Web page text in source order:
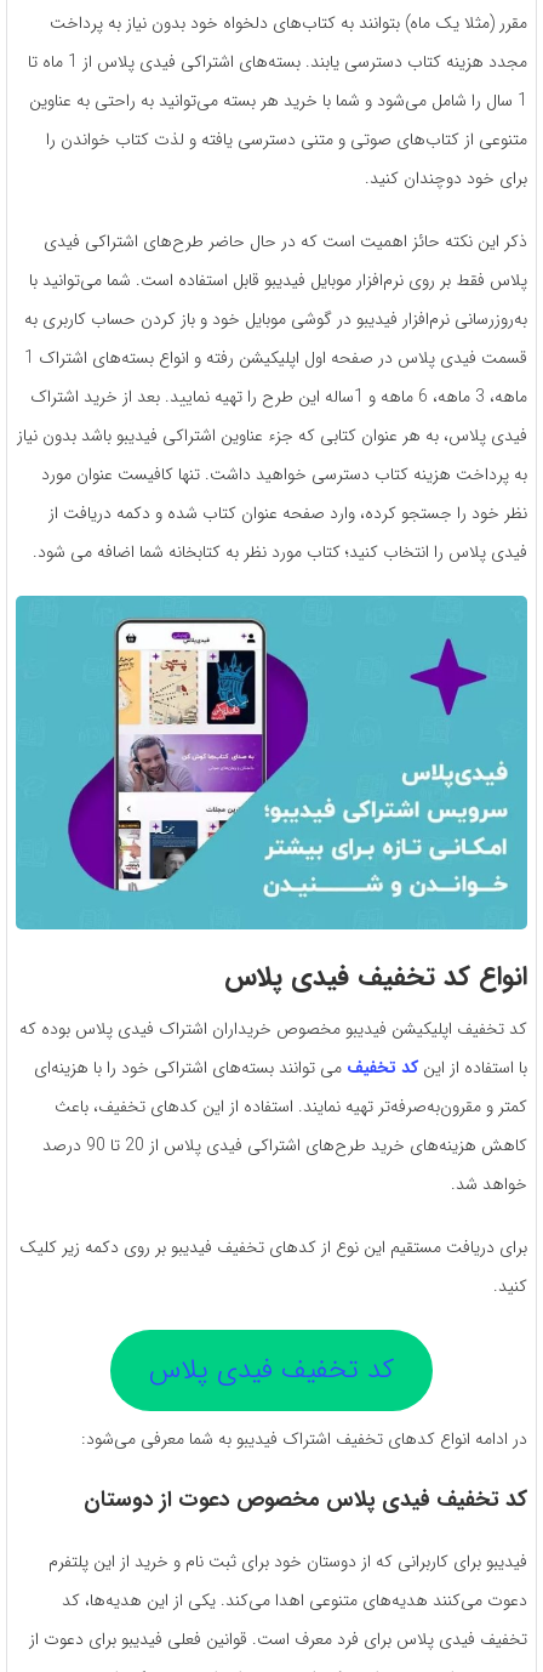
مقرر (مثلا یک ماه) بتوانند به کتاب‌های دلخواه خود بدون نیاز به پرداخت
مجدد هزینه کتاب دسترسی یابند. بسته‌های اشتراکی فیدی پلاس از 1 ماه تا
1 سال را شامل می‌شود و شما با خرید هر بسته می‌توانید به راحتی به عناوین
متنوعی از کتاب‌های صوتی و متنی دسترسی یافته و لذت کتاب خواندن را
برای خود دوچندان کنید.
ذکر این نکته حائز اهمیت است که در حال حاضر طرح‌های اشتراکی فیدی
پلاس فقط بر روی نرم‌افزار موبایل فیدیبو قابل استفاده است. شما می‌توانید با
به‌روزرسانی نرم‌افزار فیدیبو در گوشی موبایل خود و باز کردن حساب کاربری به
قسمت فیدی پلاس در صفحه اول اپلیکیشن رفته و انواع بسته‌های اشتراک 1
ماهه، 3 ماهه، 6 ماهه و 1ساله این طرح را تهیه نمایید. بعد از خرید اشتراک
فیدی پلاس، به هر عنوان کتابی که جزء عناوین اشتراکی فیدیبو باشد بدون نیاز
به پرداخت هزینه کتاب دسترسی خواهید داشت. تنها کافیست عنوان مورد
نظر خود را جستجو کرده، وارد صفحه عنوان کتاب شده و دکمه دریافت از
فیدی پلاس را انتخاب کنید؛ کتاب مورد نظر به کتابخانه شما اضافه می شود.
انواع کد تخفیف فیدی پلاس
کد تخفیف اپلیکیشن فیدیبو مخصوص خریداران اشتراک فیدی پلاس بوده که
با استفاده از اینکد تخفیف می توانند بسته‌های اشتراکی خود را با هزینه‌ای
کمتر و مقرون‌به‌صرفه‌تر تهیه نمایند. استفاده از این کدهای تخفیف، باعث
کاهش هزینه‌های خرید طرح‌های اشتراکی فیدی پلاس از 20 تا 90 درصد
خواهد شد.
برای دریافت مستقیم این نوع از کدهای تخفیف فیدیبو بر روی دکمه زیر کلیک
کنید.
کد تخفیف فیدی پلاس
در ادامه انواع کدهای تخفیف اشتراک فیدیبو به شما معرفی می‌شود:
کد تخفیف فیدی پلاس مخصوص دعوت از دوستان
فیدیبو برای کاربرانی که از دوستان خود برای ثبت نام و خرید از این پلتفرم
دعوت می‌کنند هدیه‌های متنوعی اهدا می‌کند. یکی از این هدیه‌ها، کد
تخفیف فیدی پلاس برای فرد معرف است. قوانین فعلی فیدیبو برای دعوت از